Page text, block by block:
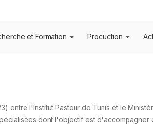
et Formation Production
entre l'Institut Pasteur de Tunis et le
dont l'objectif est d'accompagner